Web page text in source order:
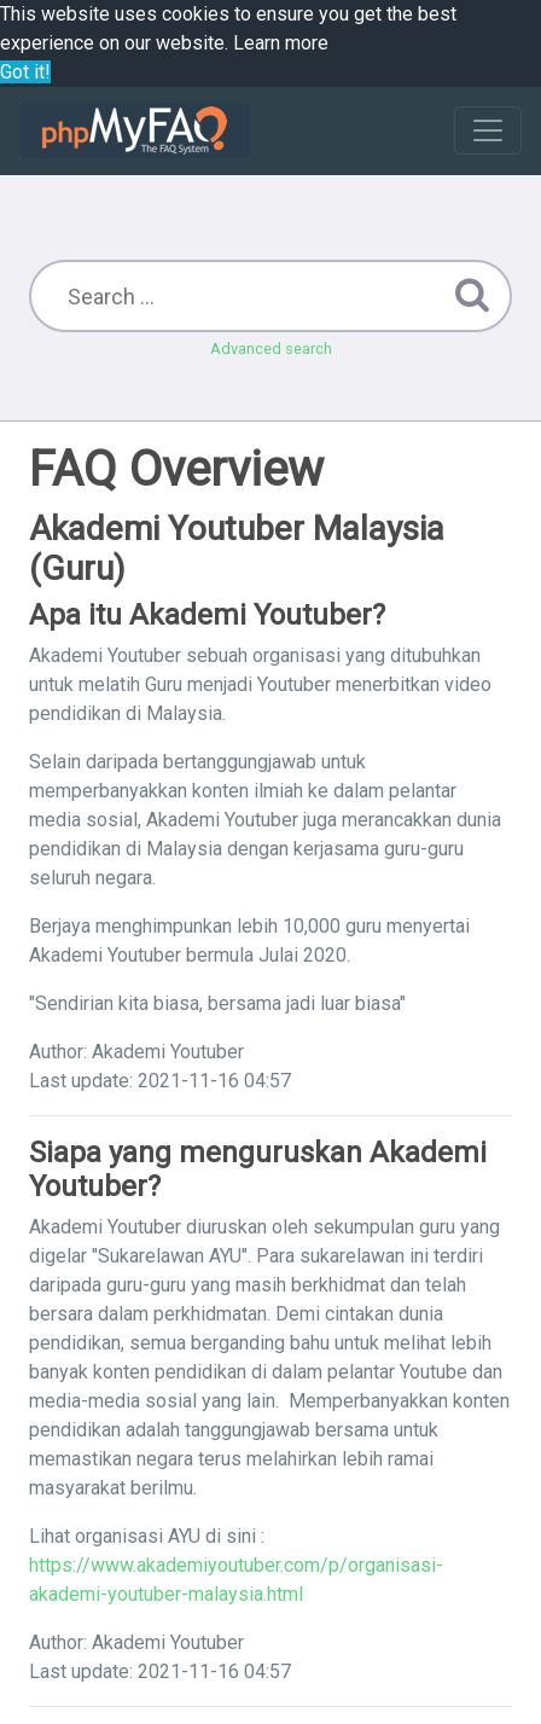
This website uses cookies to ensure you get the best
experience on our website. Learn more
Got it!
Advanced search
FAQ Overview
Akademi Youtuber Malaysia
(Guru)
Apa itu Akademi Youtuber?
Akademi Youtuber sebuah organisasi yang ditubuhkan
untuk melatih Guru menjadi Youtuber menerbitkan video
pendidikan di Malaysia.
Selain daripada bertanggungjawab untuk
memperbanyakkan konten ilmiah ke dalam pelantar
media sosial, Akademi Youtuber juga merancakkan dunia
pendidikan di Malaysia dengan kerjasama guru-guru
seluruh negara.
Berjaya menghimpunkan lebih 10,000 guru menyertai
Akademi Youtuber bermula Julai 2020.
"Sendirian kita biasa, bersama jadi luar biasa"
Author: Akademi Youtuber
Last update: 2021-11-16 04:57
Siapa yang menguruskan Akademi
Youtuber?
Akademi Youtuber diuruskan oleh sekumpulan guru yang
digelar "Sukarelawan AYU". Para sukarelawan ini terdiri
daripada guru-guru yang masih berkhidmat dan telah
bersara dalam perkhidmatan. Demi cintakan dunia
pendidikan, semua berganding bahu untuk melihat lebih
banyak konten pendidikan di dalam pelantar Youtube dan
media-media sosial yang lain. Memperbanyakkan konten
pendidikan adalah tanggungjawab bersama untuk
memastikan negara terus melahirkan lebih ramai
masyarakat berilmu.
Lihat organisasi AYU di sini :
https://www.akademiyoutuber.com/p/organisasi-
akademi-youtuber-malaysia.html
Author: Akademi Youtuber
Last update: 2021-11-16 04:57